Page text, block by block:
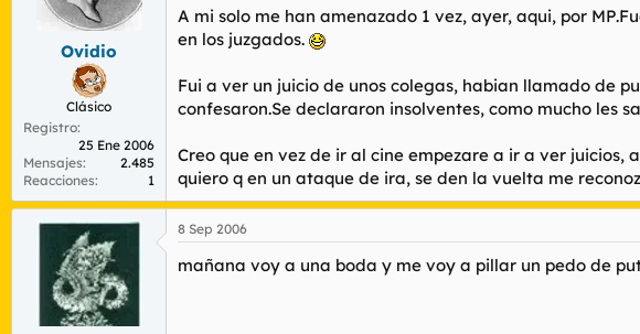
m
n
i
c
o
Ovidio
Clásico
Registro
25 Ene 2006
Mensajes
2.485
Reacciones
1
A mi solo me han amenazado 1 vez, ayer, aqui, por
en los juzgados.
Fui a ver un juicio de unos colegas, habian llamado de
confesaron.Se declararon insolventes, como mucho les
Creo que en vez de ir al cine empezare a ir a ver juicios,
quiero q en un ataque de ira, se den la vuelta me
8 Sep 2006
mañana voy a una boda y me voy a pillar un pedo de